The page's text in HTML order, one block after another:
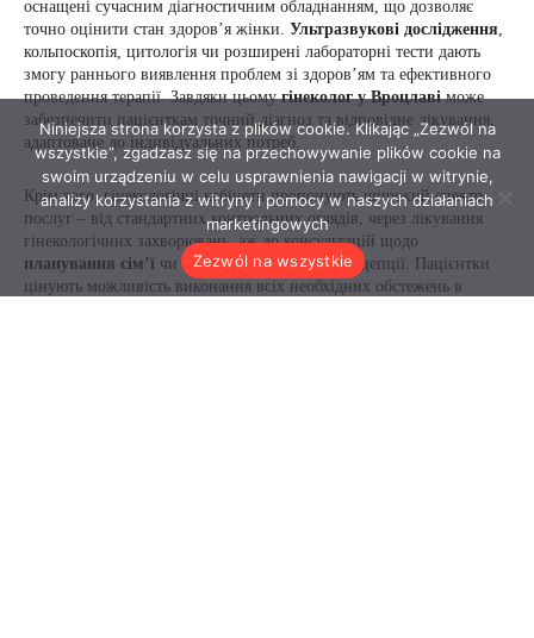
Niniejsza strona korzysta z plików cookie. Klikając „Zezwól na
wszystkie”, zgadzasz się na przechowywanie plików cookie na
swoim urządzeniu w celu usprawnienia nawigacji w witrynie,
analizy korzystania z witryny i pomocy w naszych działaniach
marketingowych
Zezwól na wszystkie